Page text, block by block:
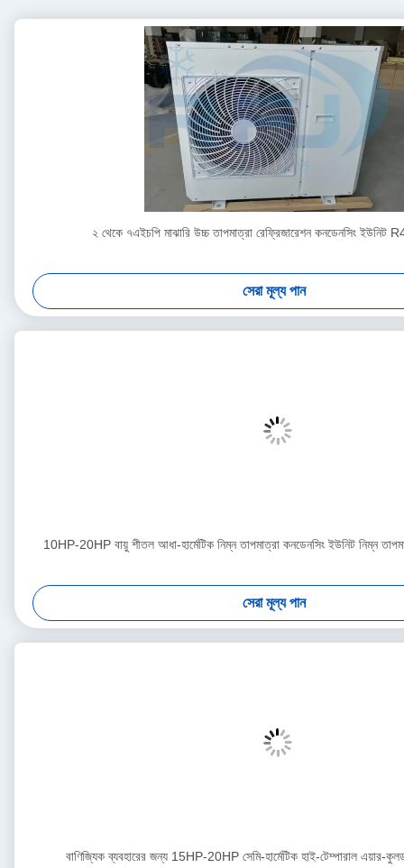
২ থেকে ৭এইচপি মাঝারি উচ্চ তাপমাত্রা রেফ্রিজারেশন কনডেনসিং
সেরা মূল্য পান
10HP-20HP বায়ু শীতল আধা-হার্মেটিক নিম্ন তাপমাত্রা কনডেনসিং ইউনিট নিম্ন
সেরা মূল্য পান
বাণিজ্যিক ব্যবহারের জন্য 15HP-20HP সেমি-হার্মেটিক হাই-টেম্পারাল এয়ার-